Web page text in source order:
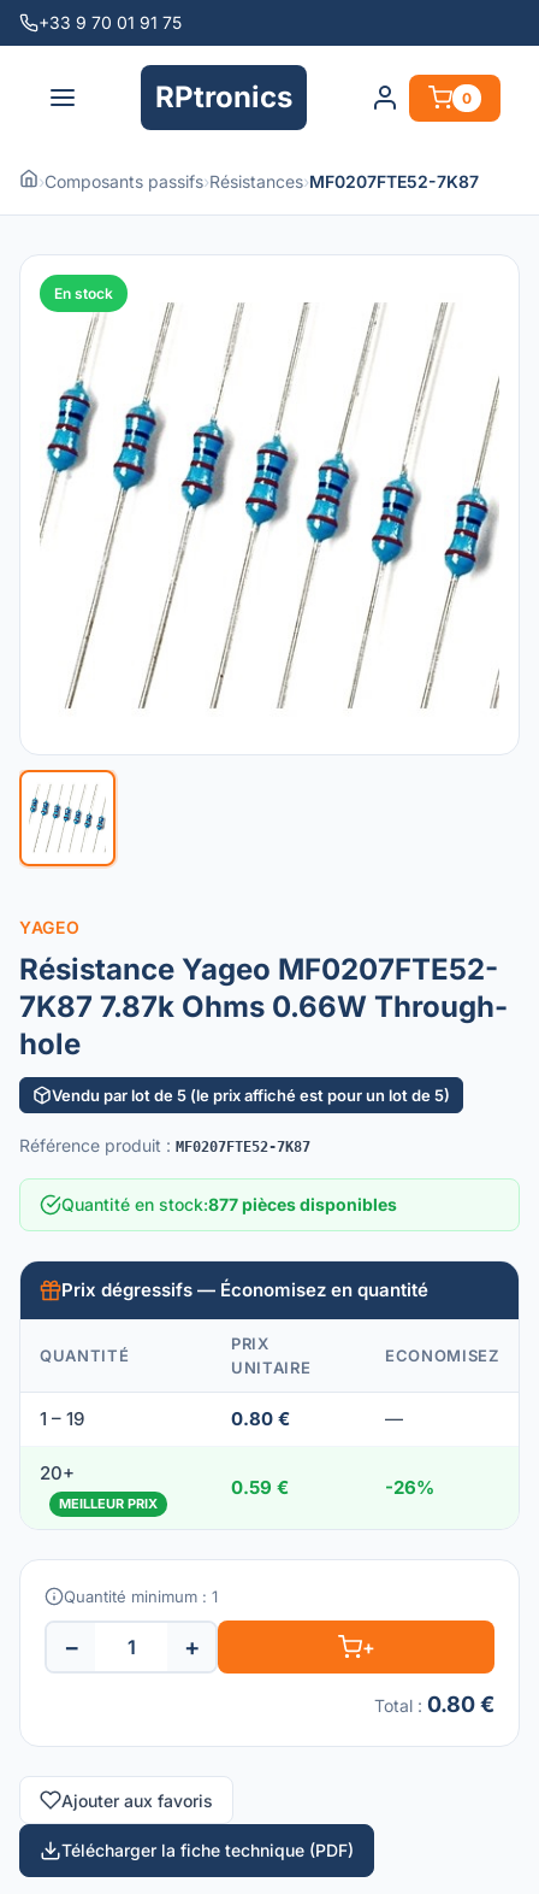
+33 9 70 01 91 75
RPtronics 0
›Composants passifs›Résistances›MF0207FTE52-7K87
En stock
YAGEO
Résistance Yageo MF0207FTE52-
7K87 7.87k Ohms 0.66W Through-
hole
Vendu par lot de 5 (le prix affiché est pour un lot de 5)
Référence produit : MF0207FTE52-7K87
Quantité en stock:877 pièces disponibles
Prix dégressifs — Économisez en quantité
QUANTITÉ
PRIX
UNITAIRE
ECONOMISEZ
1 – 19 0.80 € —
20+
MEILLEUR PRIX
0.59 € -26%
Quantité minimum : 1
− + +
Total : 0.80 €
Ajouter aux favoris
Télécharger la fiche technique (PDF)